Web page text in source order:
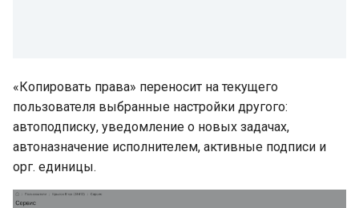
«Копировать права» переносит на текущего
пользователя выбранные настройки другого:
автоподписку, уведомление о новых задачах,
автоназначение исполнителем, активные подписи и
орг. единицы.